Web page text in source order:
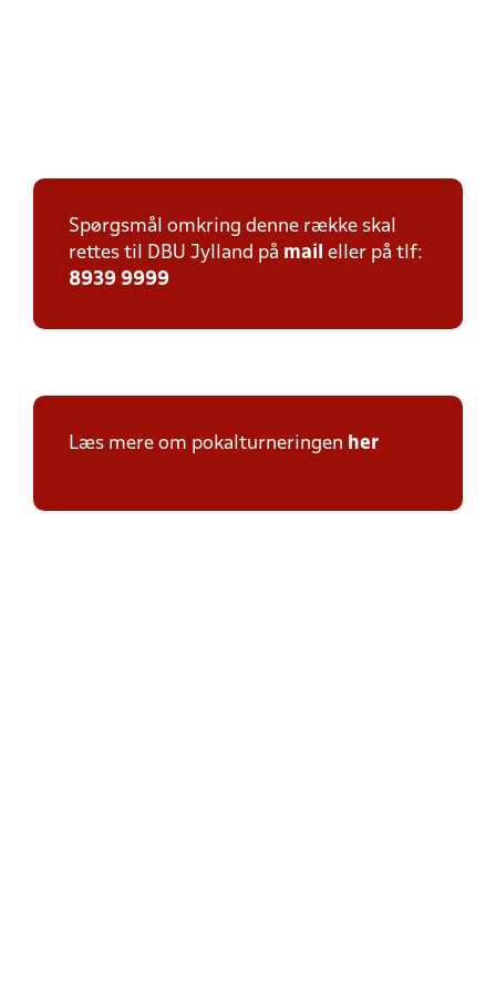
Spørgsmål omkring denne række skal
rettes til DBU Jylland på mail eller på tlf:
8939 9999
Læs mere om pokalturneringen her